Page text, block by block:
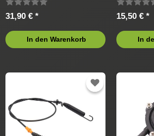
(2020) Rasentraktor
31,90 € *
In den Warenkorb
15,50 € *
In